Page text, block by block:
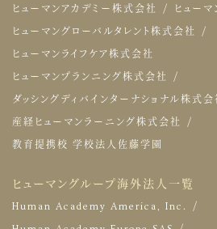
ヒューマンアカデミー株式会社 ヒュー
ヒューマングローバルタレント株式会社
ヒューマンライフケア株式会社
ヒューマンプランニング株式会社
ダッシングディバインターナショナル株式会
産経ヒューマンラーニング株式会社
教育提携校 学校法人佐藤学園
ヒューマングループ海外法人一覧
Human Academy America, Inc.